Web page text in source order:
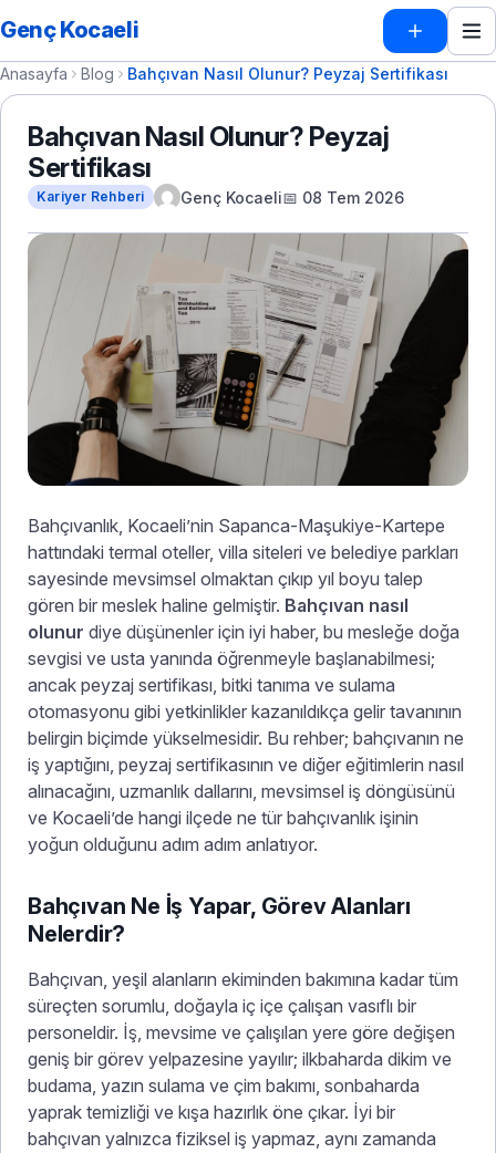
Genç Kocaeli
Anasayfa Blog Bahçıvan Nasıl Olunur? Peyzaj Sertifikası
Bahçıvan Nasıl Olunur? Peyzaj
Sertifikası
Kariyer Rehberi Genç Kocaeli📅 08 Tem 2026
Bahçıvanlık, Kocaeli’nin Sapanca-Maşukiye-Kartepe
hattındaki termal oteller, villa siteleri ve belediye parkları
sayesinde mevsimsel olmaktan çıkıp yıl boyu talep
gören bir meslek haline gelmiştir. Bahçıvan nasıl
olunur diye düşünenler için iyi haber, bu mesleğe doğa
sevgisi ve usta yanında öğrenmeyle başlanabilmesi;
ancak peyzaj sertifikası, bitki tanıma ve sulama
otomasyonu gibi yetkinlikler kazanıldıkça gelir tavanının
belirgin biçimde yükselmesidir. Bu rehber; bahçıvanın ne
iş yaptığını, peyzaj sertifikasının ve diğer eğitimlerin nasıl
alınacağını, uzmanlık dallarını, mevsimsel iş döngüsünü
ve Kocaeli’de hangi ilçede ne tür bahçıvanlık işinin
yoğun olduğunu adım adım anlatıyor.
Bahçıvan Ne İş Yapar, Görev Alanları
Nelerdir?
Bahçıvan, yeşil alanların ekiminden bakımına kadar tüm
süreçten sorumlu, doğayla iç içe çalışan vasıflı bir
personeldir. İş, mevsime ve çalışılan yere göre değişen
geniş bir görev yelpazesine yayılır; ilkbaharda dikim ve
budama, yazın sulama ve çim bakımı, sonbaharda
yaprak temizliği ve kışa hazırlık öne çıkar. İyi bir
bahçıvan yalnızca fiziksel iş yapmaz, aynı zamanda